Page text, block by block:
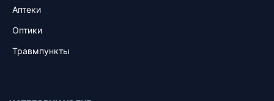
Аптеки
Оптики
Травмпункты